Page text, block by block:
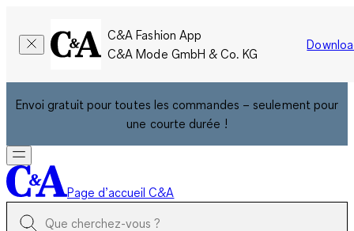
C&A Fashion App
C&A Mode GmbH & Co. KG
Envoi gratuit pour toutes les commandes – seulement pour
une courte durée !
Page d’accueil C&A